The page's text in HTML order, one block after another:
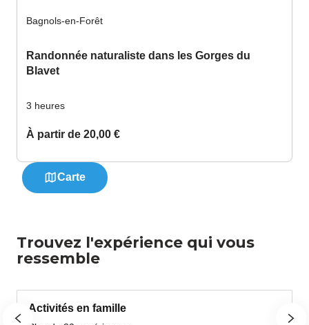
Trouvez l'expérience qui vous
ressemble
Activités en famille